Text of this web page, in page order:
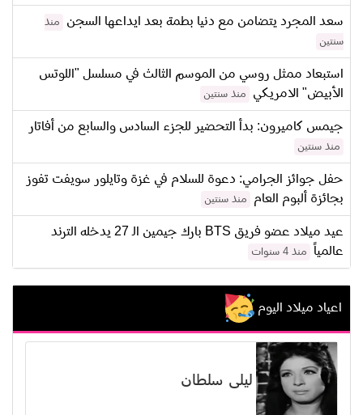
سعد المجرد يتضامن مع دنيا بطمة بعد ايداعها السجن
منذ
سنتين
استبعاد ممثل روسي من الموسم الثالث في مسلسل "اللوتس
الأبيض" الامريكي
منذ سنتين
جيمس كاميرون: بدأ التحضير للجزء السادس والسابع من أفاتار
منذ سنتين
حفل جوائز الجرامي: دعوة للسلام في غزة وتايلور سويفت تفوز
بجائزة ألبوم العام
منذ سنتين
عيد ميلاد عضو فريق BTS بارك جيمين الـ 27 يدخله الترند
عالمياً
منذ 4 سنوات
اعياد ميلاد اليوم
ليلى سلطان